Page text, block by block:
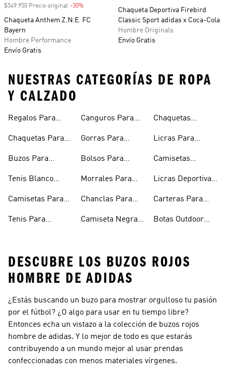
$549.950 Precio original -30%
Chaqueta Anthem Z.N.E. FC
Bayern
Hombre Performance
Envío Gratis
Chaqueta Deportiva Firebird
Classic Sport adidas x Coca-Cola
Hombre Originals
Envío Gratis
NUESTRAS CATEGORÍAS DE ROPA
Y CALZADO
Regalos Para
Chaquetas Para
Buzos Para
Tenis Blanco
Camisetas Para
Tenis Para
Canguros Para
Gorras Para
Bolsos Para
Morrales Para
Chanclas Para
Camiseta Negra
Chaquetas
Hombre
Licras Para
Camisetas
Hombre
Licras Deportivas
Carteras Para
Botas Outdoor
DESCUBRE LOS BUZOS ROJOS
HOMBRE DE ADIDAS
¿Estás buscando un buzo para mostrar orgulloso tu pasión
por el fútbol? ¿O algo para usar en tu tiempo libre?
Entonces echa un vistazo a la colección de buzos rojos
hombre de adidas. Y lo mejor de todo es que estarás
contribuyendo a un mundo mejor al usar prendas
confeccionadas con menos materiales vírgenes.